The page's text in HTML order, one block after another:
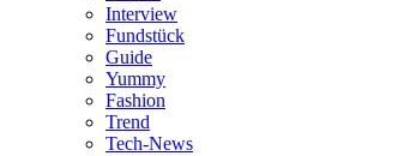
Interview
Fundstück
Guide
Yummy
Fashion
Trend
Tech-News